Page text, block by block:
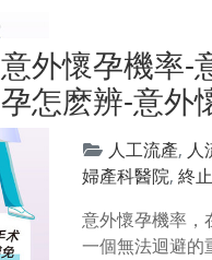
意外懷孕機率-
孕怎麽辨-意外
人工流產, 人
婦產科醫院,終
意外懷孕機率，
一個無法迴避